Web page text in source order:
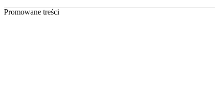
Promowane treści